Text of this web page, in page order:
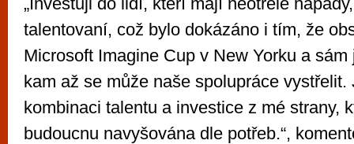
talentovaní, což bylo dokázáno i tím, že
Microsoft Imagine Cup v New Yorku a
kam až se může naše spolupráce vystřelit.
kombinaci talentu a investice z mé strany,
budoucnu navyšována dle potřeb.“,